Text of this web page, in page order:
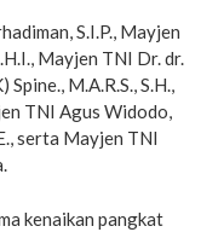
S.I.P., Mayjen
Mayjen TNI Dr. dr.
M.A.R.S., S.H.,
TNI Agus Widodo,
serta Mayjen TNI
kenaikan pangkat